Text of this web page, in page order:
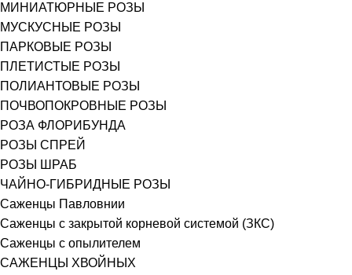
МИНИАТЮРНЫЕ РОЗЫ
МУСКУСНЫЕ РОЗЫ
ПАРКОВЫЕ РОЗЫ
ПЛЕТИСТЫЕ РОЗЫ
ПОЛИАНТОВЫЕ РОЗЫ
ПОЧВОПОКРОВНЫЕ РОЗЫ
РОЗА ФЛОРИБУНДА
РОЗЫ СПРЕЙ
РОЗЫ ШРАБ
ЧАЙНО-ГИБРИДНЫЕ РОЗЫ
Саженцы Павловнии
Саженцы с закрытой корневой системой (ЗКС)
Саженцы с опылителем
САЖЕНЦЫ ХВОЙНЫХ